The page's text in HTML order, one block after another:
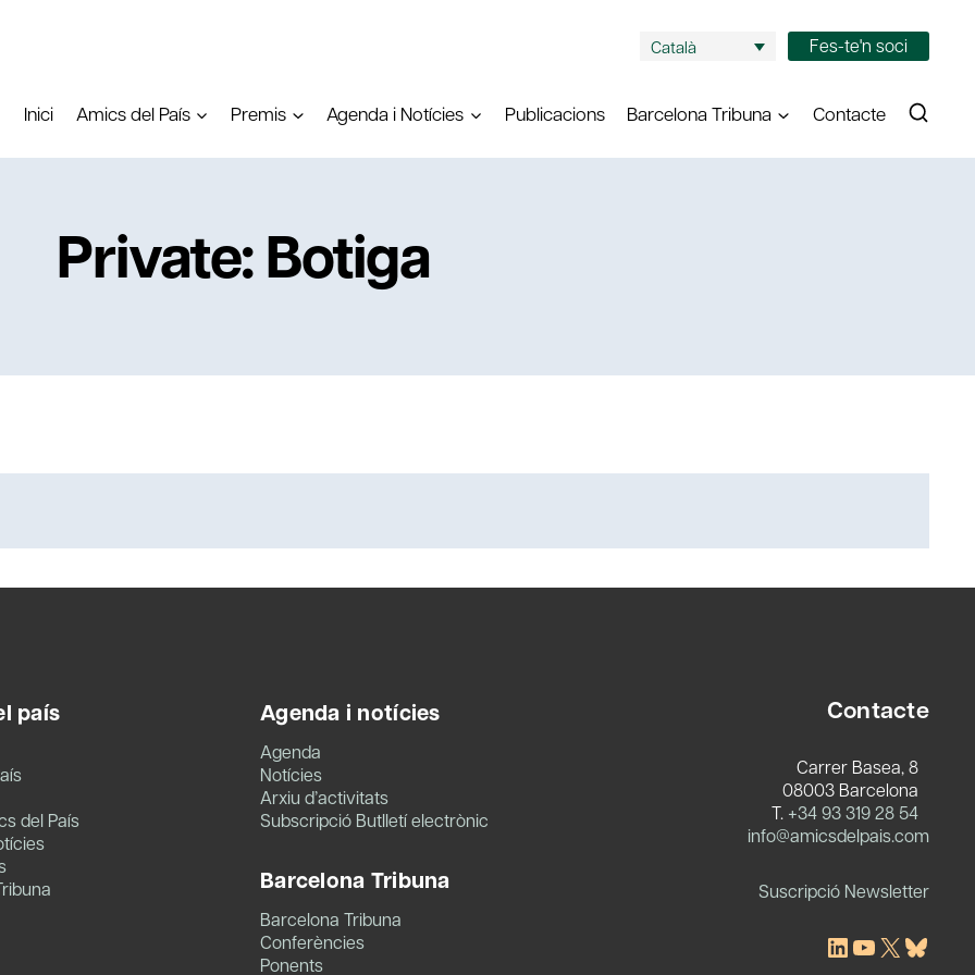
Català Fes-te'n soci
Inici Amics del País Premis Agenda i Notícies Publicacions Barcelona Tribuna Contacte
Private: Botiga
país
del País
Agenda i notícies
Agenda
Notícies
Arxiu d’activitats
Subscripció Butlletí electrònic
Barcelona Tribuna
Barcelona Tribuna
Conferències
Ponents
Contacte
Carrer Basea, 8
08003 Barcelona
T. +34 93 319 28 54
info@amicsdelpais.com
Suscripció Newsletter
LinkedIn
YouTube
X